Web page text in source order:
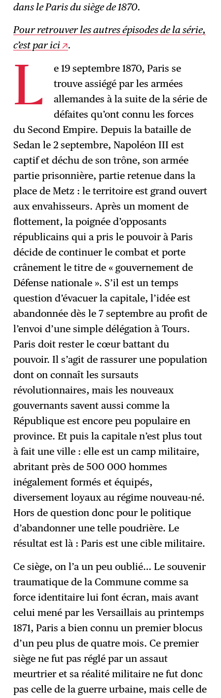
dans le Paris du siège de 1870.
Pour retrouver les autres épisodes de la série,
c’est par ici
.
L
e 19 septembre 1870, Paris se
trouve assiégé par les armées
allemandes à la suite de la série de
défaites qu’ont connu les forces
du Second Empire. Depuis la bataille de
Sedan le 2 septembre, Napoléon III est
captif et déchu de son trône, son armée
partie prisonnière, partie retenue dans la
place de Metz : le territoire est grand ouvert
aux envahisseurs. Après un moment de
flottement, la poignée d’opposants
républicains qui a pris le pouvoir à Paris
décide de continuer le combat et porte
crânement le titre de « gouvernement de
Défense nationale ». S’il est un temps
question d’évacuer la capitale, l’idée est
abandonnée dès le 7 septembre au profit de
l’envoi d’une simple délégation à Tours.
Paris doit rester le cœur battant du
pouvoir. Il s’agit de rassurer une population
dont on connaît les sursauts
révolutionnaires, mais les nouveaux
gouvernants savent aussi comme la
République est encore peu populaire en
province. Et puis la capitale n’est plus tout
à fait une ville : elle est un camp militaire,
abritant près de 500 000 hommes
inégalement formés et équipés,
diversement loyaux au régime nouveau-né.
Hors de question donc pour le politique
d’abandonner une telle poudrière. Le
résultat est là : Paris est une cible militaire.
Ce siège, on l’a un peu oublié… Le souvenir
traumatique de la Commune comme sa
force identitaire lui font écran, mais avant
celui mené par les Versaillais au printemps
1871, Paris a bien connu un premier blocus
d’un peu plus de quatre mois. Ce premier
siège ne fut pas réglé par un assaut
meurtrier et sa réalité militaire ne fut donc
pas celle de la guerre urbaine, mais celle de